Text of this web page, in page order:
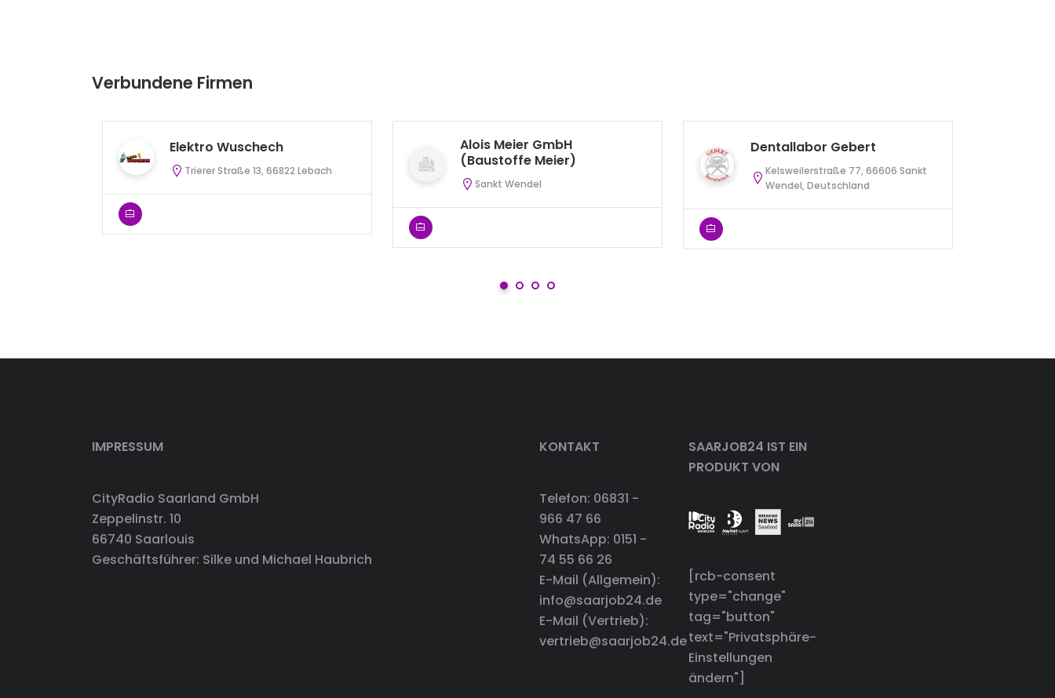
Verbundene Firmen
Elektro Wuschech
Trierer Straße 13, 66822 Lebach
Alois Meier GmbH
(Baustoffe Meier)
Sankt Wendel
Dentallabor Gebert
Kelsweilerstraße 77, 66606 Sankt
Wendel, Deutschland
IMPRESSUM
CityRadio Saarland GmbH
Zeppelinstr. 10
66740 Saarlouis
Geschäftsführer: Silke und Michael Haubrich
KONTAKT
Telefon: 06831 -
966 47 66
WhatsApp: 0151 -
74 55 66 26
E-Mail (Allgemein):
info@saarjob24.de
E-Mail (Vertrieb):
vertrieb@saarjob24.de
SAARJOB24 IST EIN
PRODUKT VON
[rcb-consent
type="change"
tag="button"
text="Privatsphäre-
Einstellungen
ändern"]